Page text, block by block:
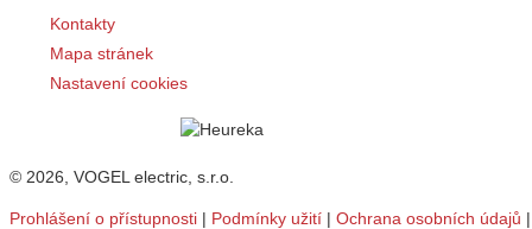
Kontakty
Mapa stránek
Nastavení cookies
© 2026, VOGEL electric, s.r.o.
Prohlášení o přístupnosti | Podmínky užití | Ochrana osobních údajů